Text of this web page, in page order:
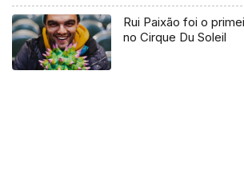
Rui Paixão foi o
no Cirque Du Soleil